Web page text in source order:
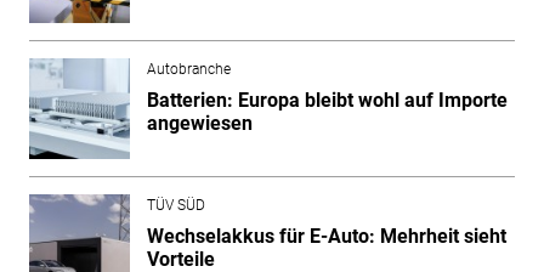
Autobranche
Batterien: Europa bleibt wohl auf Importe
angewiesen
TÜV SÜD
Wechselakkus für E-Auto: Mehrheit sieht
Vorteile